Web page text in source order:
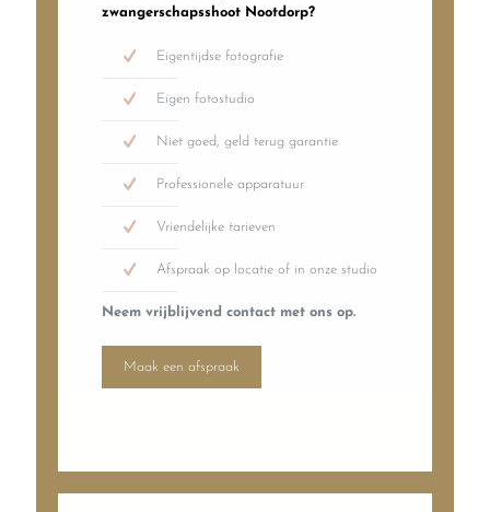
zwangerschapsshoot Nootdorp?
Eigentijdse fotografie
Eigen fotostudio
Niet goed, geld terug garantie
Professionele apparatuur
Vriendelijke tarieven
Afspraak op locatie of in onze studio
Neem vrijblijvend contact met ons op.
Maak een afspraak